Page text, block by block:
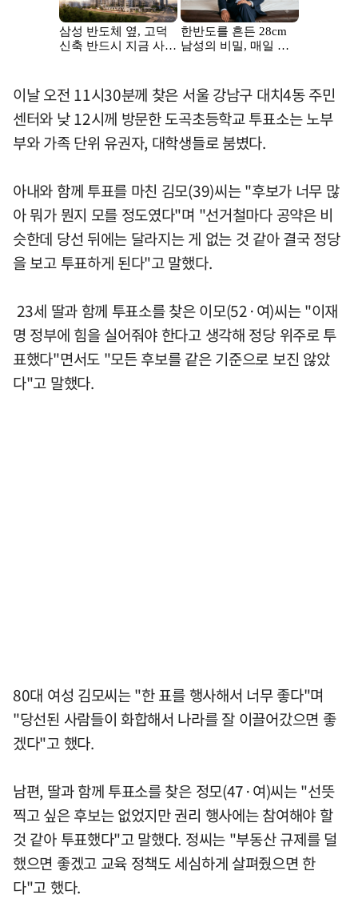
이날 오전 11시30분께 찾은 서울 강남구 대치4동 주민
센터와 낮 12시께 방문한 도곡초등학교 투표소는 노부
부와 가족 단위 유권자, 대학생들로 붐볐다.
아내와 함께 투표를 마친 김모(39)씨는 "후보가 너무 많
아 뭐가 뭔지 모를 정도였다"며 "선거철마다 공약은 비
슷한데 당선 뒤에는 달라지는 게 없는 것 같아 결국 정당
을 보고 투표하게 된다"고 말했다.
23세 딸과 함께 투표소를 찾은 이모(52·여)씨는 "이재
명 정부에 힘을 실어줘야 한다고 생각해 정당 위주로 투
표했다"면서도 "모든 후보를 같은 기준으로 보진 않았
다"고 말했다.
80대 여성 김모씨는 "한 표를 행사해서 너무 좋다"며
"당선된 사람들이 화합해서 나라를 잘 이끌어갔으면 좋
겠다"고 했다.
남편, 딸과 함께 투표소를 찾은 정모(47·여)씨는 "선뜻
찍고 싶은 후보는 없었지만 권리 행사에는 참여해야 할
것 같아 투표했다"고 말했다. 정씨는 "부동산 규제를 덜
했으면 좋겠고 교육 정책도 세심하게 살펴줬으면 한
다"고 했다.